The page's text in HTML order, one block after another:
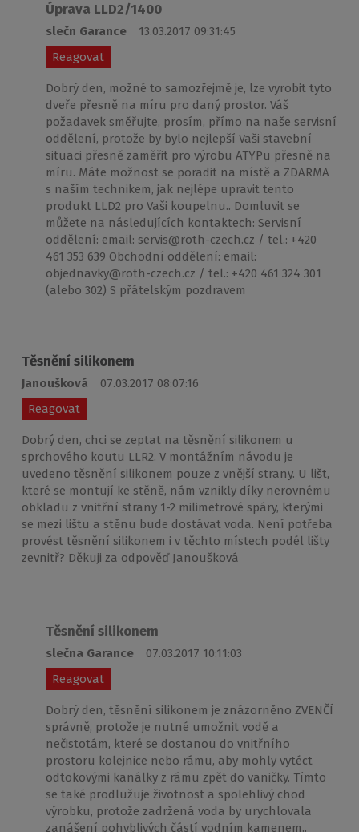
Úprava LLD2/1400
slečn Garance
13.03.2017 09:31:45
Reagovat
Dobrý den, možné to samozřejmě je, lze vyrobit tyto
dveře přesně na míru pro daný prostor. Váš
požadavek směřujte, prosím, přímo na naše servisní
oddělení, protože by bylo nejlepší Vaši stavební
situaci přesně zaměřit pro výrobu ATYPu přesně na
míru. Máte možnost se poradit na místě a ZDARMA
s naším technikem, jak nejlépe upravit tento
produkt LLD2 pro Vaši koupelnu.. Domluvit se
můžete na následujících kontaktech: Servisní
oddělení: email: servis@roth-czech.cz / tel.: +420
461 353 639 Obchodní oddělení: email:
objednavky@roth-czech.cz / tel.: +420 461 324 301
(alebo 302) S přátelským pozdravem
Těsnění silikonem
Janoušková
07.03.2017 08:07:16
Reagovat
Dobrý den, chci se zeptat na těsnění silikonem u
sprchového koutu LLR2. V montážním návodu je
uvedeno těsnění silikonem pouze z vnější strany. U lišt,
které se montují ke stěně, nám vznikly díky nerovnému
obkladu z vnitřní strany 1-2 milimetrové spáry, kterými
se mezi lištu a stěnu bude dostávat voda. Není potřeba
provést těsnění silikonem i v těchto místech podél lišty
zevnitř? Děkuji za odpověď Janoušková
Těsnění silikonem
slečna Garance
07.03.2017 10:11:03
Reagovat
Dobrý den, těsnění silikonem je znázorněno ZVENČÍ
správně, protože je nutné umožnit vodě a
nečistotám, které se dostanou do vnitřního
prostoru kolejnice nebo rámu, aby mohly vytéct
odtokovými kanálky z rámu zpět do vaničky. Tímto
se také prodlužuje životnost a spolehlivý chod
výrobku, protože zadržená voda by urychlovala
zanášení pohyblivých částí vodním kamenem..